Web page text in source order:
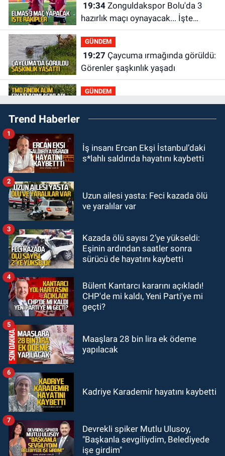
19:34Zonguldakspor Bolu'da 3
hazırlık maçı oynayacak... İşte
rakipler...
GÜNDEM
19:27
Görenler şaşkınlık yaşadı
GÜNDEM
19:12TMO kabuklu fındık alım
fiyatlarını açıkladı
18:52Zonguldak'ta pitbul köpek
anne ve çocuğuna saldırdı: Tedavi
18:44Zonguldak'ta araç yayaya
GÜNDEM
18:32
kabri başında anıldı
Trend Haberler
İş insanı Ercan Ekşi İstanbul’daki
s*lahlı saldırıda hayatını kaybetti
1
Uzun ailesi yasta: Feci kazada ölü
ve yaralılar var
2
Kazada ölü sayısı 2’ye yükseldi:
Eşinin ardından saatler sonra
sürücü de hayatını kaybetti
3
Bülent Kantarcı kararını açıkladı!
CHP'de mi kaldı, Yeni Parti'ye mi
geçti?
4
Maaşlara 28 bin lira ek ödeme
yapılacak
5
Kadriye Karademir hayatını kaybetti
6
Devrekli spiker Mutlu Ulusoy,
"Başkanla sevgiliydim, Belediyede
işe girdim"
7